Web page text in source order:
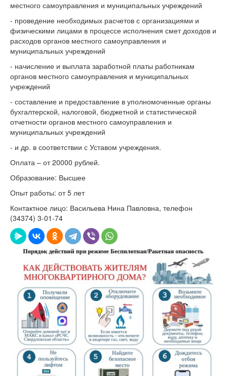
местного самоуправления и муниципальных учреждений
- проведение необходимых расчетов с организациями и
физическими лицами в процессе исполнения смет доходов и
расходов органов местного самоуправления и
муниципальных учреждений
- начисление и выплата заработной платы работникам
органов местного самоуправления и муниципальных
учреждений
- составление и предоставление в уполномоченные органы
бухгалтерской, налоговой, бюджетной и статистической
отчетности органов местного самоуправления и
муниципальных учреждений
- и др. в соответствии с Уставом учреждения.
Оплата – от 20000 рублей.
Образование: Высшее
Опыт работы: от 5 лет
Контактное лицо: Васильева Нина Павловна, телефон
(34374) 3-01-74